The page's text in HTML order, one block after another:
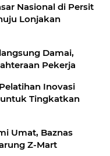
Nasional di Persit
Lonjakan
Damai,
Pekerja
Inovasi
Tingkatkan
Umat, Baznas
Z-Mart